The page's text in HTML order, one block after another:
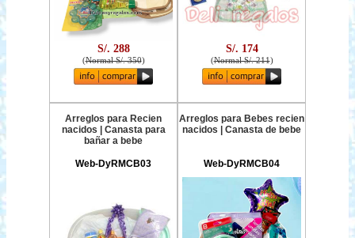
S/. 288
(Normal S/. 350)
S/. 174
(Normal S/. 211)
Arreglos para Recien
nacidos | Canasta para
bañar a bebe
Web-DyRMCB03
Arreglos para Bebes recien
nacidos | Canasta de bebe
Web-DyRMCB04